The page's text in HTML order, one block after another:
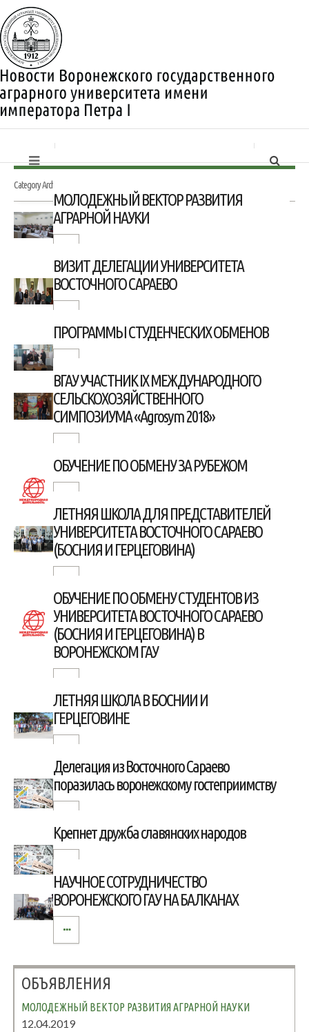
Category Archives:
МОЛОДЕЖНЫЙ ВЕКТОР РАЗВИТИЯ
АГРАРНОЙ НАУКИ
ВИЗИТ ДЕЛЕГАЦИИ УНИВЕРСИТЕТА
ВОСТОЧНОГО САРАЕВО
ПРОГРАММЫ СТУДЕНЧЕСКИХ ОБМЕНОВ
ВГАУ УЧАСТНИК IX МЕЖДУНАРОДНОГО
СЕЛЬСКОХОЗЯЙСТВЕННОГО
СИМПОЗИУМА «Agrosym 2018»
ОБУЧЕНИЕ ПО ОБМЕНУ ЗА РУБЕЖОМ
ЛЕТНЯЯ ШКОЛА ДЛЯ ПРЕДСТАВИТЕЛЕЙ
УНИВЕРСИТЕТА ВОСТОЧНОГО САРАЕВО
(БОСНИЯ И ГЕРЦЕГОВИНА)
ОБУЧЕНИЕ ПО ОБМЕНУ СТУДЕНТОВ ИЗ
УНИВЕРСИТЕТА ВОСТОЧНОГО САРАЕВО
(БОСНИЯ И ГЕРЦЕГОВИНА) В
ВОРОНЕЖСКОМ ГАУ
ЛЕТНЯЯ ШКОЛА В БОСНИИ И
ГЕРЦЕГОВИНЕ
Делегация из Восточного Сараево
поразилась воронежскому гостеприимству
Крепнет дружба славянских народов
НАУЧНОЕ СОТРУДНИЧЕСТВО
ВОРОНЕЖСКОГО ГАУ НА БАЛКАНАХ
ОБЪЯВЛЕНИЯ
МОЛОДЕЖНЫЙ ВЕКТОР РАЗВИТИЯ АГРАРНОЙ НАУКИ
12.04.2019